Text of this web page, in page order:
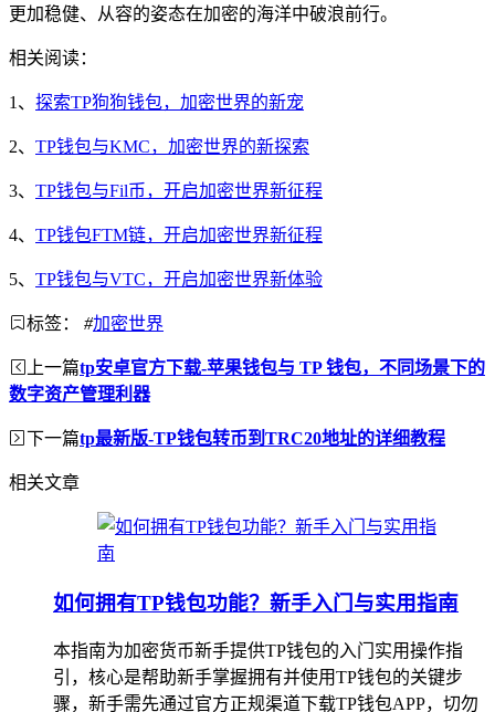
更加稳健、从容的姿态在加密的海洋中破浪前行。
相关阅读：
1、 探索TP狗狗钱包，加密世界的新宠
2、 TP钱包与KMC，加密世界的新探索
3、 TP钱包与Fil币，开启加密世界新征程
4、 TP钱包FTM链，开启加密世界新征程
5、 TP钱包与VTC，开启加密世界新体验
标签： #加密世界
上一篇tp安卓官方下载-苹果钱包与 TP 钱包，不同场景下的
数字资产管理利器
下一篇tp最新版-TP钱包转币到TRC20地址的详细教程
相关文章
如何拥有TP钱包功能？新手入门与实用指南
本指南为加密货币新手提供TP钱包的入门实用操作指
引，核心是帮助新手掌握拥有并使用TP钱包的关键步
骤，新手需先通过官方正规渠道下载TP钱包APP，切勿